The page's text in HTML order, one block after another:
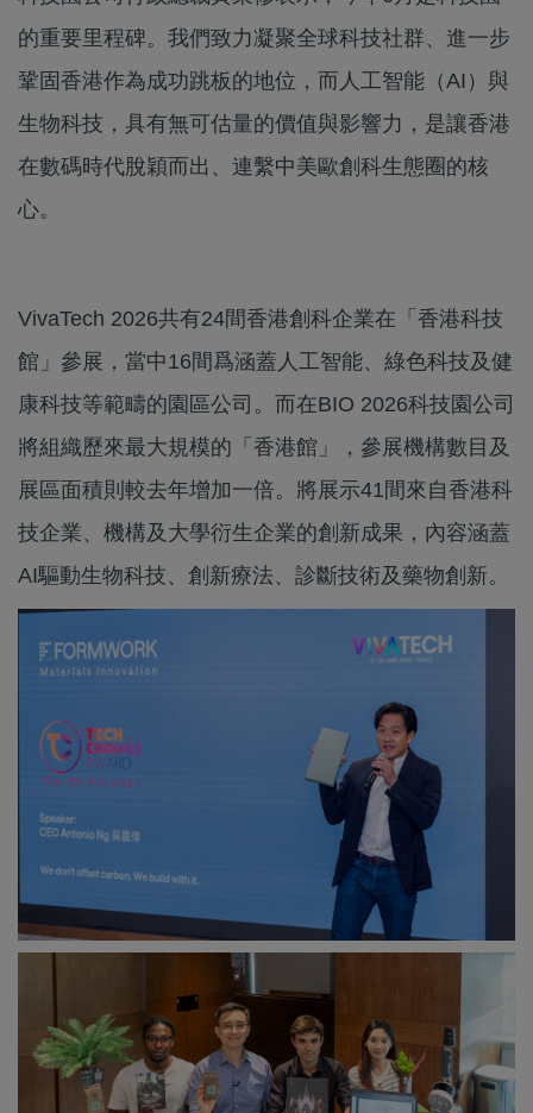
的重要里程碑。我們致力凝聚全球科技社群、進一步
鞏固香港作為成功跳板的地位，而人工智能（AI）與
生物科技，具有無可估量的價值與影響力，是讓香港
在數碼時代脫穎而出、連繫中美歐創科生態圈的核
心。
VivaTech 2026共有24間香港創科企業在「香港科技
館」參展，當中16間爲涵蓋人工智能、綠色科技及健
康科技等範疇的園區公司。而在BIO 2026科技園公司
將組織歷來最大規模的「香港館」，參展機構數目及
展區面積則較去年增加一倍。將展示41間來自香港科
技企業、機構及大學衍生企業的創新成果，內容涵蓋
AI驅動生物科技、創新療法、診斷技術及藥物創新。